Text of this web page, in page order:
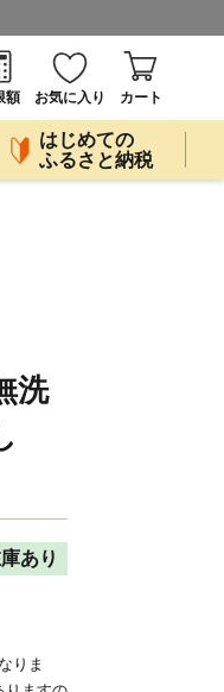
額
お気に入り カート
はじめての
ふるさと納税
洗
あり
りま